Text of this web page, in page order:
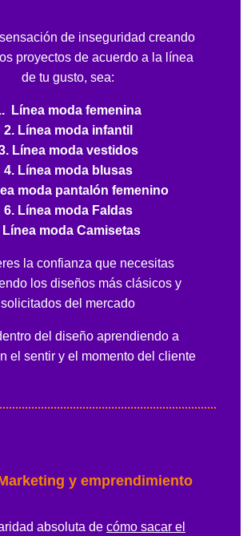
de inseguridad creando
proyectos de acuerdo a la línea
de tu gusto, sea:
Línea moda femenina
2. Línea moda infantil
Línea moda vestidos
4. Línea moda blusas
moda pantalón femenino
6. Línea moda Faldas
Línea moda Camisetas
la confianza que necesitas
los diseños más clásicos y
solicitados del mercado
del diseño aprendiendo a
el sentir y el momento del cliente
y emprendimiento
absoluta de cómo sacar el